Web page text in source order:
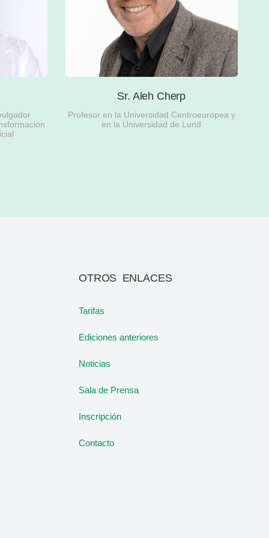
Sr. Aleh Cherp
Profesor en la Universidad Centroeuropea y
en la Universidad de Lund
OTROS ENLACES
Tarifas
Ediciones anteriores
Noticias
Sala de Prensa
Inscripción
Contacto